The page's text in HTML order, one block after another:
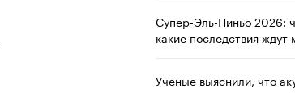
Супер-Эль-Ниньо 2026:
какие последствия
Ученые выяснили, что